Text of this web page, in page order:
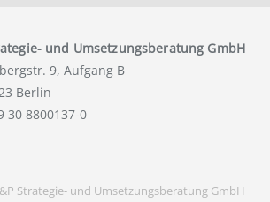
und Umsetzungsberatung GmbH
9, Aufgang B
Berlin
30 8800137-0
Strategie- und Umsetzungsberatung GmbH